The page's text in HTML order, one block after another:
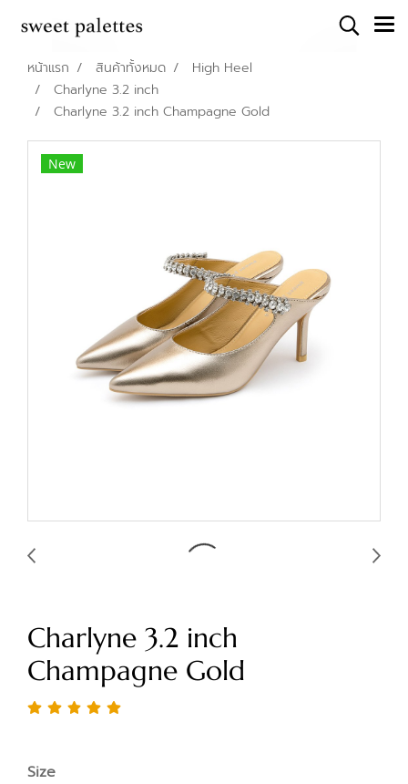
หน้าแรก สินค้าทั้งหมด
High Heel
Charlyne 3.2 inch
Charlyne 3.2 inch Champagne Gold
New
Charlyne 3.2 inch
Champagne Gold
Size